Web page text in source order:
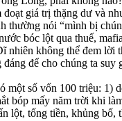
giá trị thặng dư và
thường nói “mình bị
bóc lột qua thuế,
không thể đem lời
để cho chúng ta suy
số vốn 100 triệu: 1)
bóp mấy năm trời khi
lột, tống tiền, khủng bố,